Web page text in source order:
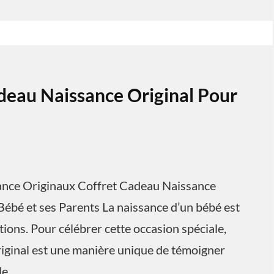
Naissance Original Pour
Originaux Coffret Cadeau Naissance
et ses Parents La naissance d’un bébé est
Pour célébrer cette occasion spéciale,
est une manière unique de témoigner